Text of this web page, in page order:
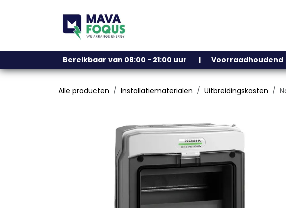
Bereikbaar van 08:00 - 21:00 uur |
Alle producten Installatiematerialen Uitbreidingskasten